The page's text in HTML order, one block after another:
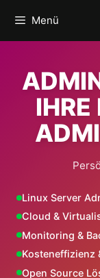
Inhalt
springen
Menü
IHRE
Linux Server
Cloud &
Monitoring &
Kosteneffizienz
Open Source